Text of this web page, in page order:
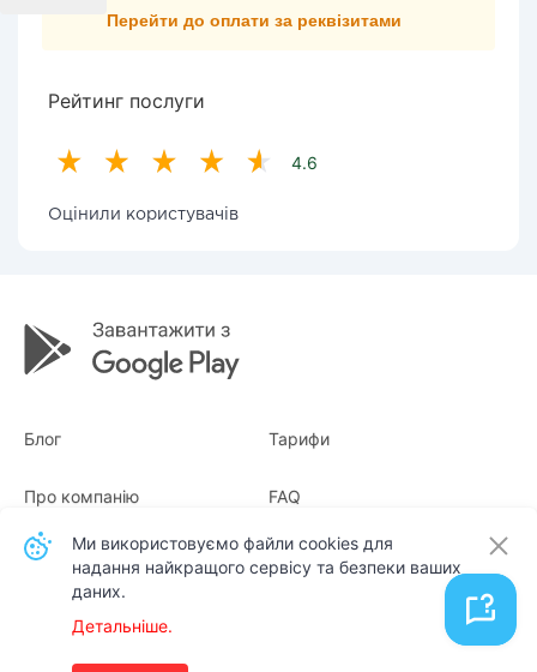
Перейти до оплати за реквізитами
Рейтинг послуги
4.6
Оцінили користувачів
Блог Тарифи
Про компанію
Квитанції
FAQ
Для бізнесу
Ми використовуємо файли cookies для
надання найкращого сервісу та безпеки ваших
даних.
Детальніше.